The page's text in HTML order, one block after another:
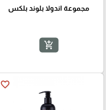
مجموعة اندولا بلوند بلكس
add_shopping_cart
favorite_border